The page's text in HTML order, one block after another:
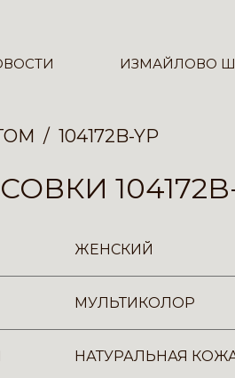
ИЗМАЙЛОВО
104172B-YP
ЖЕНСКИЙ
МУЛЬТИКОЛОР
НАТУРАЛЬНАЯ